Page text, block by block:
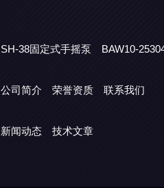
SH-38固定式手摇泵
BAW10-
公司简介 荣誉资质 联系我们
新闻动态 技术文章